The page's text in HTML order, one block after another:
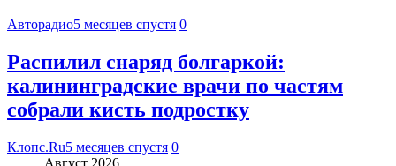
Авторадио5 месяцев спустя 0
Распилил снаряд болгаркой:
калининградские врачи по частям
собрали кисть подростку
Клопс.Ru5 месяцев спустя 0
Август 2026